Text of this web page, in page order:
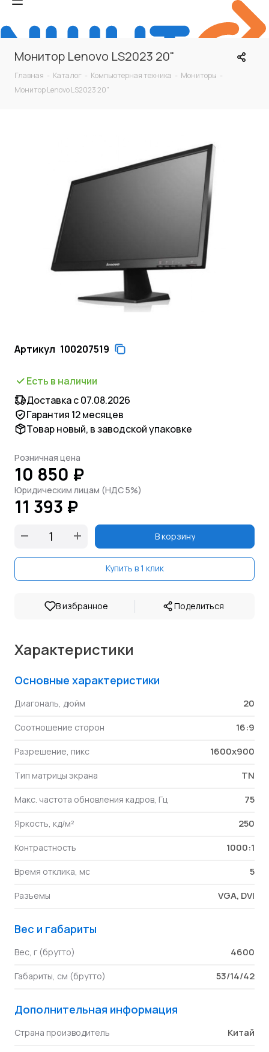
Монитор Lenovo LS2023 20"
Главная - Каталог - Компьютерная техника - Мониторы -
Монитор Lenovo LS2023 20"
Артикул 100207519
Есть в наличии
Доставка с 07.08.2026
Гарантия 12 месяцев
Товар новый, в заводской упаковке
Розничная цена
10 850 ₽
Юридическим лицам (НДС 5%)
11 393 ₽
В корзину
Купить в 1 клик
В избранное | Поделиться
Характеристики
Основные характеристики
Диагональ, дюйм 20
Соотношение сторон 16:9
Разрешение, пикс 1600x900
Тип матрицы экрана TN
Макс. частота обновления кадров, Гц 75
Яркость, кд/м² 250
Контрастность 1000:1
Время отклика, мс 5
Разъемы VGA, DVI
Вес и габариты
Вес, г (брутто) 4600
Габариты, см (брутто) 53/14/42
Дополнительная информация
Страна производитель Китай